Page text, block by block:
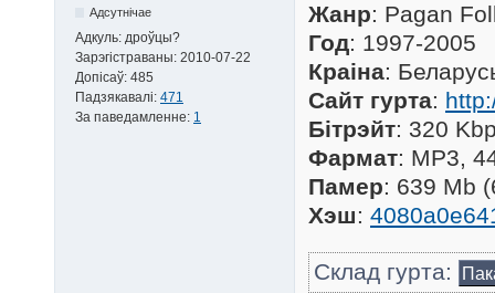
Адсутнічае
Адкуль: дроўцы?
Зарэгістраваны: 2010-07-22
Допісаў: 485
Падзякавалі: 471
За паведамленне: 1
Жанр: Pagan
Год: 1997-2005
Краіна:
Сайт гурта:
Бітрэйт: 320
Фармат: MP3,
Памер: 639 Mb
Хэш:
Склад гурта: